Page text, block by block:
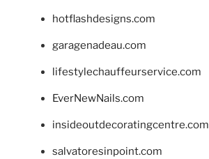
hotflashdesigns.com
garagenadeau.com
lifestylechauffeurservice.com
EverNewNails.com
insideoutdecoratingcentre.com
salvatoresinpoint.com